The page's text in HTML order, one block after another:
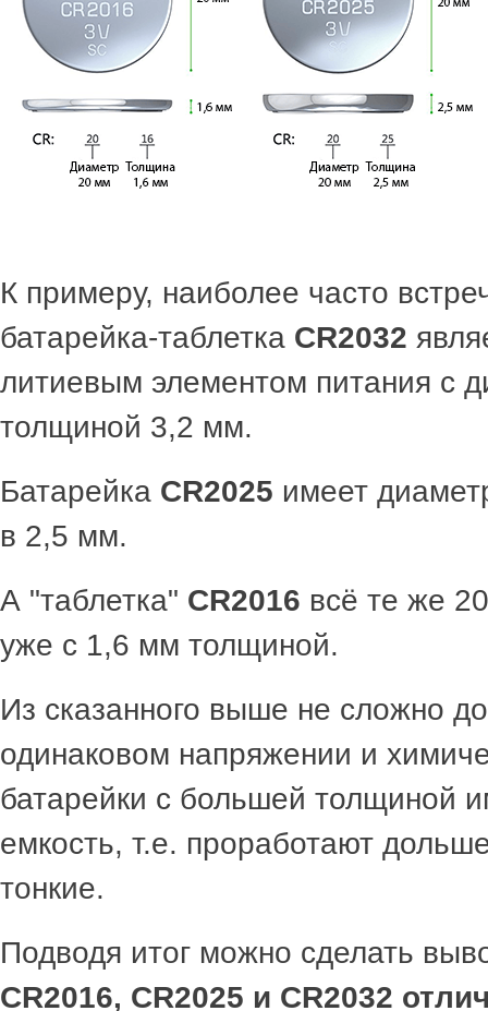
К примеру, наиболее часто
батарейка-таблетка CR2032
литиевым элементом питания с
толщиной 3,2 мм.
Батарейка CR2025 имеет
в 2,5 мм.
А "таблетка" CR2016 всё те же
уже с 1,6 мм толщиной.
Из сказанного выше не сложно
одинаковом напряжении и
батарейки с большей толщиной
емкость, т.е. проработают
тонкие.
Подводя итог можно сделать
CR2016, CR2025 и CR2032